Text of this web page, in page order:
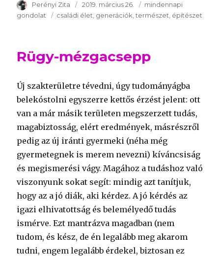
Szerző
Perényi Zita Publikálva
2019. március 26. Témakör
mindennapi
gondolat
Kulcsszavak
családi élet generációk természet építészet
Rügy-mézgacsepp
Új szakterületre tévedni, úgy tudományágba
belekóstolni egyszerre kettős érzést jelent: ott
van a már másik területen megszerzett tudás,
magabiztosság, elért eredmények, másrészről
pedig az új iránti gyermeki (néha még
gyermetegnek is merem nevezni) kíváncsiság
és megismerési vágy. Magához a tudáshoz való
viszonyunk sokat segít: mindig azt tanítjuk,
hogy az a jó diák, aki kérdez. A jó kérdés az
igazi elhivatottság és belemélyedő tudás
ismérve. Ezt mantrázva magadban (nem
tudom, és kész, de én legalább meg akarom
tudni, engem legalább érdekel, biztosan ez